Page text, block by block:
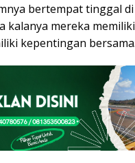
bertempat tinggal
kalanya mereka
kepentingan bersama.